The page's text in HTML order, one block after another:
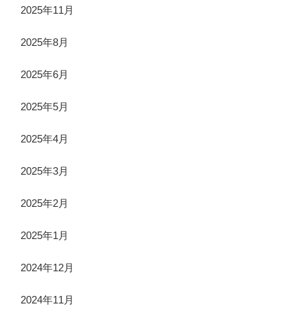
2025年11月
2025年8月
2025年6月
2025年5月
2025年4月
2025年3月
2025年2月
2025年1月
2024年12月
2024年11月